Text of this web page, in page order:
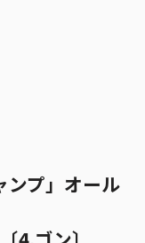
ンプ」オール